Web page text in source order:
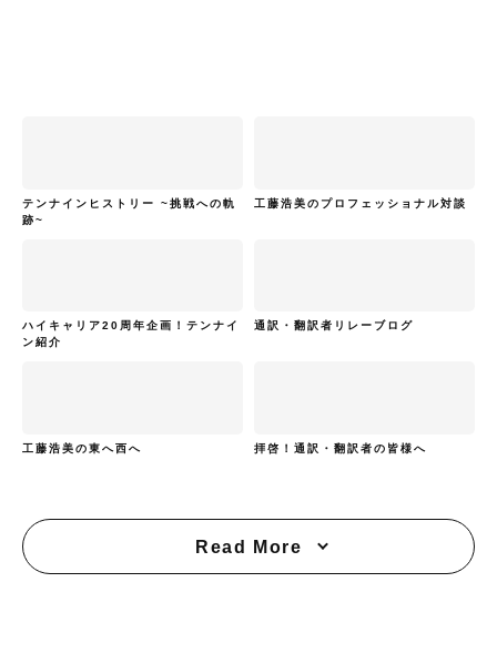
テンナインヒストリー ~挑戦への軌
跡~
工藤浩美のプロフェッショナル対談
ハイキャリア20周年企画！テンナイ
ン紹介
通訳・翻訳者リレーブログ
工藤浩美の東へ西へ 拝啓！通訳・翻訳者の皆様へ
Read More